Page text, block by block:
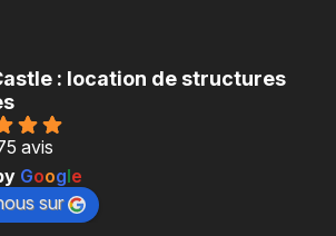
: location de structures
avis
Google
sur